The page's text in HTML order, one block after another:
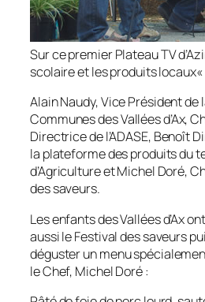
Sur ce premier Plateau TV
scolaire et les produits locaux
Alain Naudy, Vice Président
Communes des Vallées d’Ax,
Directrice de l’ADASE, Benoît
la plateforme des produits du
d’Agriculture et Michel Doré,
des saveurs.
Les enfants des Vallées d’Ax
aussi le Festival des saveurs
déguster un menu
le Chef, Michel Doré :